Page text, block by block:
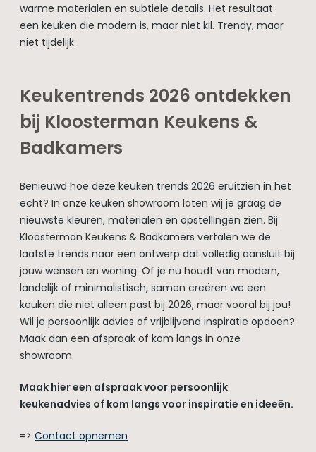
warme materialen en subtiele details. Het resultaat:
een keuken die modern is, maar niet kil. Trendy, maar
niet tijdelijk.
Keukentrends 2026 ontdekken
bij Kloosterman Keukens &
Badkamers
Benieuwd hoe deze keuken trends 2026 eruitzien in het
echt? In onze keuken showroom laten wij je graag de
nieuwste kleuren, materialen en opstellingen zien. Bij
Kloosterman Keukens & Badkamers vertalen we de
laatste trends naar een ontwerp dat volledig aansluit bij
jouw wensen en woning. Of je nu houdt van modern,
landelijk of minimalistisch, samen creëren we een
keuken die niet alleen past bij 2026, maar vooral bij jou!
Wil je persoonlijk advies of vrijblijvend inspiratie opdoen?
Maak dan een afspraak of kom langs in onze
showroom.
Maak hier een afspraak voor persoonlijk
keukenadvies of kom langs voor inspiratie en ideeën.
=> Contact opnemen